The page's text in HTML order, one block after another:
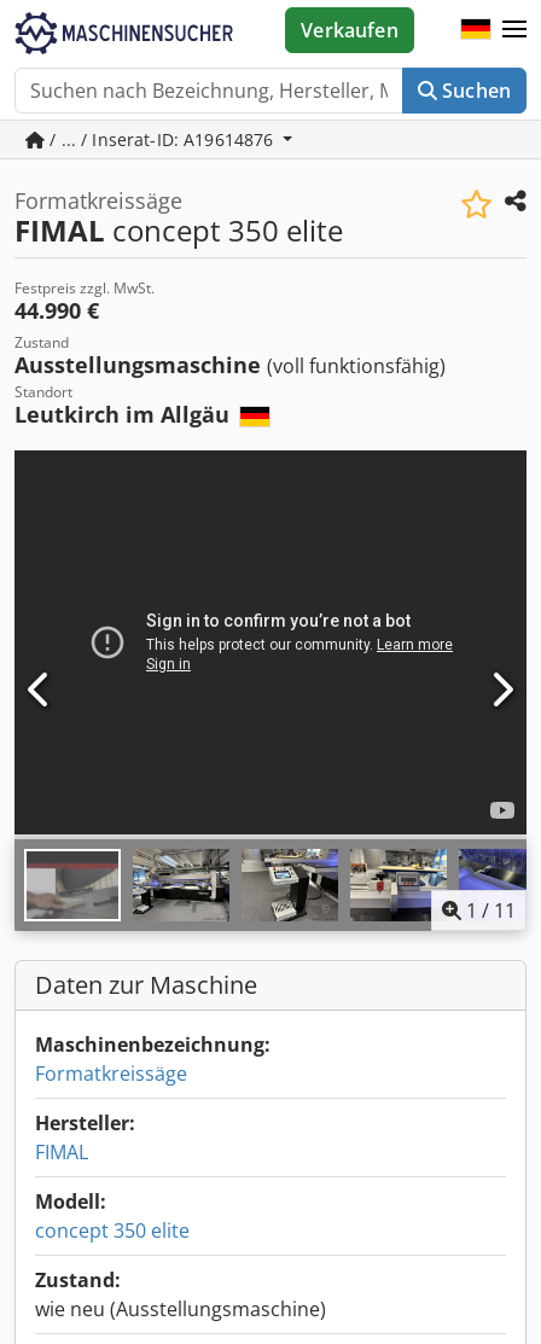
Suchen
Verkaufen
/ ... / Inserat-ID: A19614876
Formatkreissäge
FIMAL concept 350 elite
Festpreis zzgl. MwSt.
44.990 €
Zustand
Ausstellungsmaschine (voll funktionsfähig)
Standort
Leutkirch im Allgäu
1 / 11
Daten zur Maschine
Maschinenbezeichnung:
Formatkreissäge
Hersteller:
FIMAL
Modell:
concept 350 elite
Zustand:
wie neu (Ausstellungsmaschine)